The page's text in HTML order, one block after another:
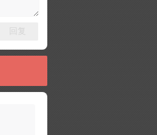
回复